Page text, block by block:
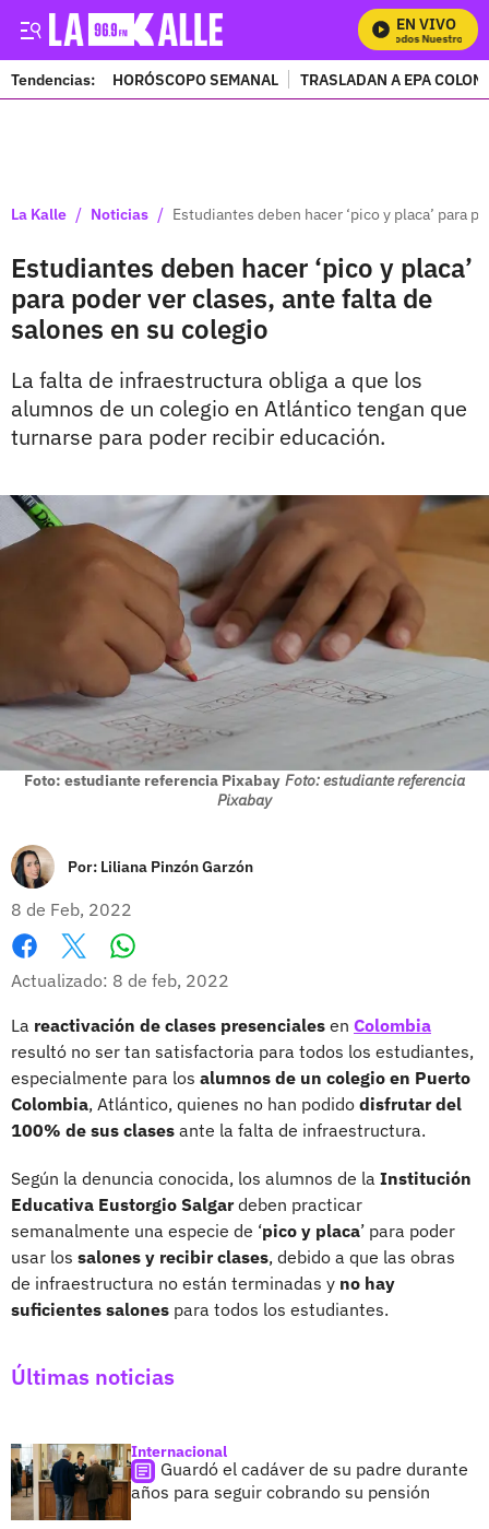
EN VIVO
Mira Todos Nuestros
Tendencias: HORÓSCOPO SEMANAL TRASLADAN A EPA
La Kalle / Noticias / Estudiantes deben hacer ‘pico y placa’ para
Estudiantes deben hacer ‘pico y placa’
para poder ver clases, ante falta de
salones en su colegio
La falta de infraestructura obliga a que los
alumnos de un colegio en Atlántico tengan que
turnarse para poder recibir educación.
Foto: estudiante referencia Pixabay Foto: estudiante referencia
Pixabay
Por: Liliana Pinzón Garzón
8 de Feb, 2022
Facebook
X
Actualizado: 8 de feb, 2022
La reactivación de clases presenciales en Colombia
resultó no ser tan satisfactoria para todos los estudiantes,
especialmente para los alumnos de un colegio en Puerto
Colombia, Atlántico, quienes no han podido disfrutar del
100% de sus clases ante la falta de infraestructura.
Según la denuncia conocida, los alumnos de la Institución
Educativa Eustorgio Salgardeben practicar
semanalmente una especie de ‘pico y placa’ para poder
usar los salones y recibir clases, debido a que las obras
de infraestructura no están terminadas y no hay
suficientes salones para todos los estudiantes.
Últimas noticias
Internacional
Guardó el cadáver de su padre durante
años para seguir cobrando su pensión